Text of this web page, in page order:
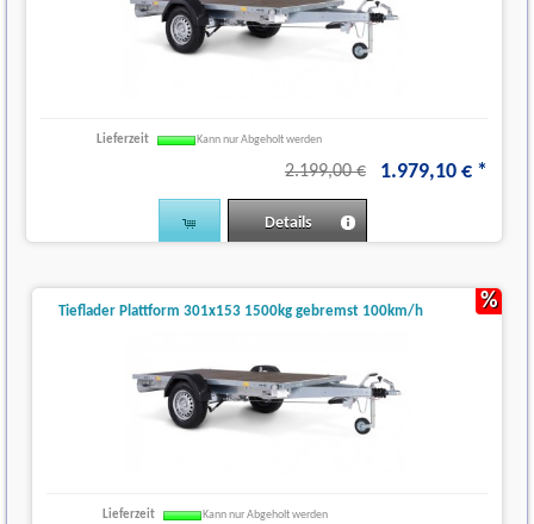
Lieferzeit Kann nur Abgeholt werden
2.199,00 € 1.979,10 € *
Details
Tieflader Plattform 301x153 1500kg gebremst 100km/h
Lieferzeit Kann nur Abgeholt werden
%